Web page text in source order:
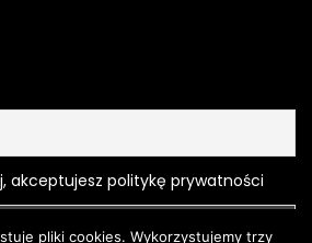
akceptujesz politykę prywatności
pliki cookies. Wykorzystujemy trzy